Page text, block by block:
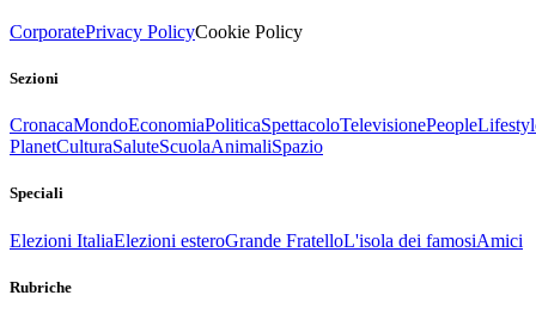
CorporatePrivacy PolicyCookie Policy
Sezioni
CronacaMondoEconomiaPoliticaSpettacoloTelevisionePeople
PlanetCulturaSaluteScuolaAnimaliSpazio
Speciali
Elezioni ItaliaElezioni esteroGrande FratelloL'isola dei famosiAmici
Rubriche